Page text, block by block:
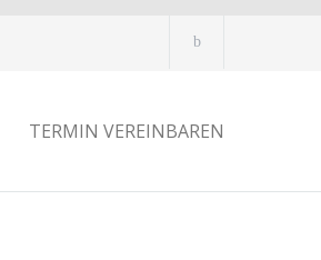
TERMIN VEREINBAREN